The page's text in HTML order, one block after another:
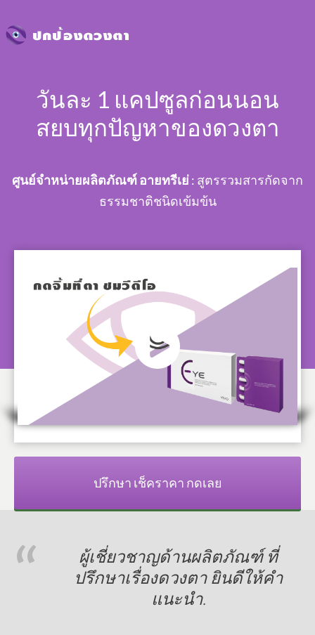
​วันละ 1 แคปซูลก่อนนอน
สยบทุกปัญหาของดวงตา
​ศูนย์จำหน่ายผลิตภัณฑ์ อายทรีเย่: สูตรรวมสารกัดจาก
ธรรมชาติชนิดเข้มข้น
​ปรึกษา เช็คราคา กดเลย
“
​ผู้เชี่ยวชาญด้านผลิตภัณฑ์ ที่
ปรึกษาเรื่องดวงตา ยินดีให้คำ
แนะนำ.